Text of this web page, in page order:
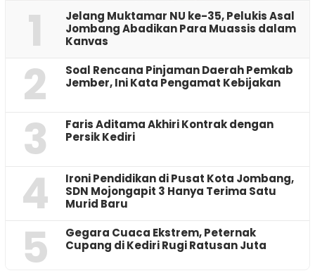
1
Jelang Muktamar NU ke-35, Pelukis Asal
Jombang Abadikan Para Muassis dalam
Kanvas
2
‎Soal Rencana Pinjaman Daerah Pemkab
Jember, Ini Kata Pengamat Kebijakan ‎
3
Faris Aditama Akhiri Kontrak dengan
Persik Kediri
4
Ironi Pendidikan di Pusat Kota Jombang,
SDN Mojongapit 3 Hanya Terima Satu
Murid Baru
5
‎Gegara Cuaca Ekstrem, Peternak
Cupang di Kediri Rugi Ratusan Juta